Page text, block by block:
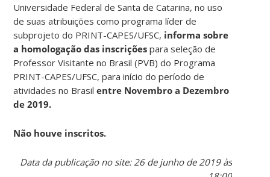
Universidade Federal de Santa de Catarina, no uso
de suas atribuições como programa líder de
subprojeto do PRINT-CAPES/UFSC, informa sobre
a homologação das inscrições para seleção de
Professor Visitante no Brasil (PVB) do Programa
PRINT-CAPES/UFSC, para início do período de
atividades no Brasilentre Novembro a Dezembro
de 2019.
Não houve inscritos.
Data da publicação no site: 26 de junho de 2019 às